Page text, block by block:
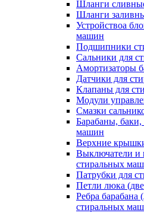
Шланги
Шланги
Устройствоа
машин
Подшипники
Сальники для
Амортизаторы
Датчики для
Клапаны для
Модули
Смазки
Барабаны,
машин
Верхние
Выключатели и
стиральных
Патрубки для
Петли люка
Ребра барабана
стиральных